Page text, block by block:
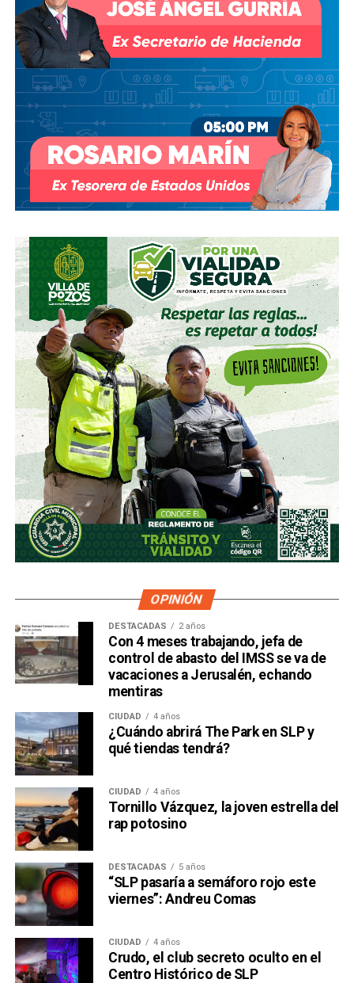
s.
Su relación con Martínez no se limita a Empresas ICA,
pues desde octubre de 2024 (justo unos días antes del
cambio en la presidencia) el oriundo de Monterreyha
comprado, además, acciones de la propia Televisa.
Empezó con 7.8%, lo que lo volvió su tercer mayor
El pasado mes de junio, como parte de un aumento de
capital de alrededor de 7 mil millones de pesos aprobado
por los accionistas de Televisa, la empresa informó que l a
participación de Martínez podría llegar a 22.3% una
vez se conviertan las obligaciones que compró, lo
que lo convertiría en el mayor accionista individual de
la compañía.
Esa conversión todavía no ocurre: se proyecta para 2027.
Azcárraga ha reducido considerablemente sus acciones
de la compañía, aunque conserva (vía un fideicomiso
familiar y una clase especial de acciones) el control formal
del voto de la empresa, independientemente de cuánto
capital tenga cada quien. En resumidas cuentas, aunque
Emilio Azcárraga tiene el poder de decisión,el mismo
financiero que reparte el control de El Realito con los
dos hombres más poderosos de Televisa está, al
mismo tiempo, camino a convertirse en el mayor
David Martínez es apodado coloquialmente como “ El
Fantasma de Wall Street
inmenso en Latinoamérica, especialmente en Argentina,
donde ha servido como negociador para la deuda nacional
y en 2017, fue considerado por Forbes como el hombre
más rico de dicho país. El regiomontano tiene un historial
documentado de tomar control de empresas en
dificultades financieras a partir de deuda: lo hizo con la
textilera CYDSA en los años 90, con la vidriera Vitro entre
OPINIÓN
DESTACADAS 2 años
Con 4 meses trabajando, jefa de
control de abasto del IMSS se va de
vacaciones a Jerusalén, echando
mentiras
CIUDAD 4 años
¿Cuándo abrirá The Park en SLP y
qué tiendas tendrá?
CIUDAD 4 años
Tornillo Vázquez, la joven estrella del
rap potosino
DESTACADAS 5 años
“SLP pasaría a semáforo rojo este
viernes”: Andreu Comas
CIUDAD 4 años
Crudo, el club secreto oculto en el
Centro Histórico de SLP